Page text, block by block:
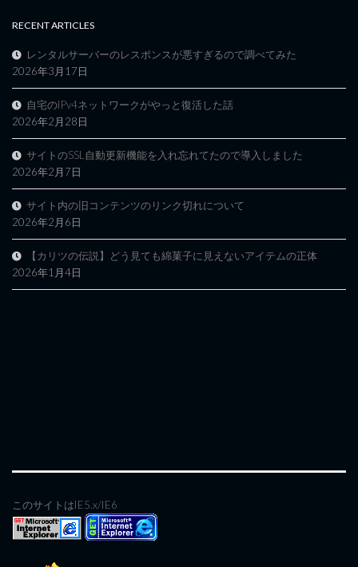
RECENT ARTICLES
レンタルサーバーのレスポンスが悪すぎるので調べてみた
2026年3月17日
自宅のIPv4ネットワークがやっと復活した話
2026年2月28日
サイトのSSL自動更新機能を入れ忘れてたので導入しました
2026年2月7日
サイト内の旧コンテンツのリンク切れについて
2026年2月6日
【カリツの伝説】どう見ても綿菓子に見えないアイテムの正体
2026年1月4日
このサイトはIE5.x/IE6